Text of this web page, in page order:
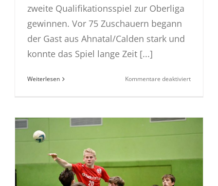
zweite Qualifikationsspiel zur Oberliga
gewinnen. Vor 75 Zuschauern begann
der Gast aus Ahnatal/Calden stark und
konnte das Spiel lange Zeit [...]
Weiterlesen Kommentare deaktiviertfür
gegen